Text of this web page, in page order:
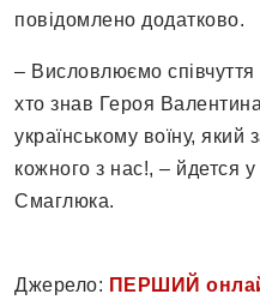
повідомлено додатково.
– Висловлюємо співчуття
хто знав Героя
українському воїну,
кожного з нас!, – йдется
Смаглюка.
Джерело: ПЕРШИЙ